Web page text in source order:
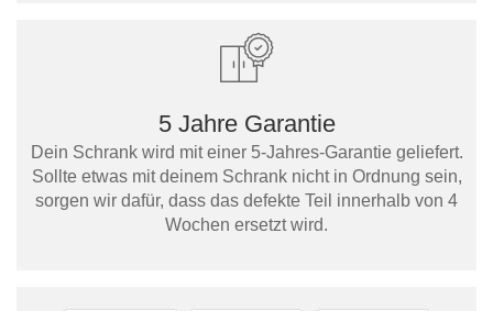
5 Jahre Garantie
Dein Schrank wird mit einer 5-Jahres-Garantie geliefert.
Sollte etwas mit deinem Schrank nicht in Ordnung sein,
sorgen wir dafür, dass das defekte Teil innerhalb von 4
Wochen ersetzt wird.